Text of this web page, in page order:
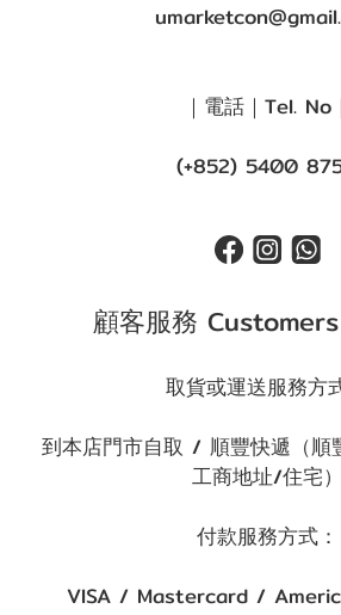
｜電話｜Tel. No｜
(+852) 5400
顧客服務
取貨或運送服務方
到本店門市自取 / 順豐快遞（
工商地址/住宅）
付款服務方式：
VISA / Mastercard /